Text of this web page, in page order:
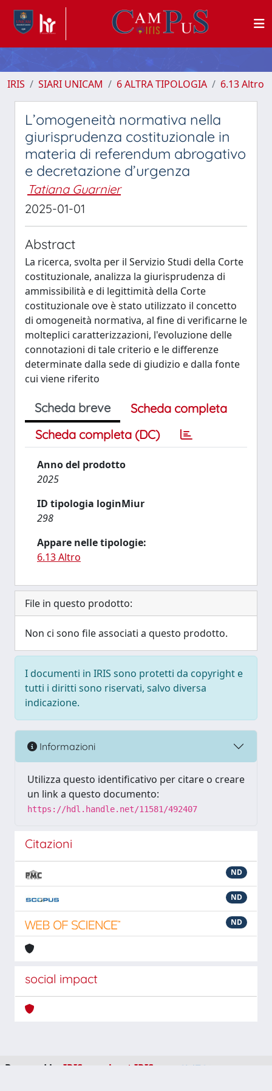
IRIS SIARI UNICAM 6 ALTRA TIPOLOGIA 6.13 Altro
L’omogeneità normativa nella
giurisprudenza costituzionale in
materia di referendum abrogativo
e decretazione d’urgenza
Tatiana Guarnier
2025-01-01
Abstract
La ricerca, svolta per il Servizio Studi della Corte
costituzionale, analizza la giurisprudenza di
ammissibilità e di legittimità della Corte
costituzionale ove è stato utilizzato il concetto
di omogeneità normativa, al fine di verificarne le
molteplici caratterizzazioni, l'evoluzione delle
connotazioni di tale criterio e le differenze
determinate dalla sede di giudizio e dalla fonte
cui viene riferito
Scheda breve
Scheda completa
Scheda completa (DC)
Anno del prodotto
2025
ID tipologia loginMiur
298
Appare nelle tipologie:
6.13 Altro
File in questo prodotto:
Non ci sono file associati a questo prodotto.
I documenti in IRIS sono protetti da copyright e
tutti i diritti sono riservati, salvo diversa
indicazione.
Informazioni
Utilizza questo identificativo per citare o creare
un link a questo documento:
https://hdl.handle.net/11581/492407
Citazioni
ND
ND
ND
social impact
Powered by IRIS about IRIS